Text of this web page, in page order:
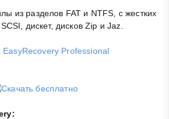
из разделов FAT и NTFS, с жестких
дискет, дисков Zip и Jaz.